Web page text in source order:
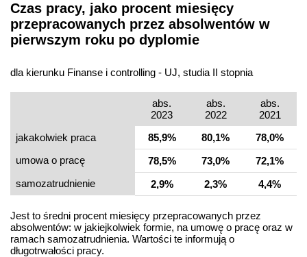
Czas pracy, jako procent miesięcy
przepracowanych przez absolwentów w
pierwszym roku po dyplomie
dla kierunku Finanse i controlling - UJ, studia II stopnia
abs.
2023
abs.
2022
abs.
2021
jakakolwiek praca
85,9% 80,1%
78,0%
umowa o pracę
78,5% 73,0%
72,1%
samo­zatrudnienie
2,9% 2,3% 4,4%
Jest to średni procent miesięcy przepracowanych przez
absolwentów: w jakiejkolwiek formie, na umowę o pracę oraz w
ramach samozatrudnienia. Wartości te informują o
długotrwałości pracy.